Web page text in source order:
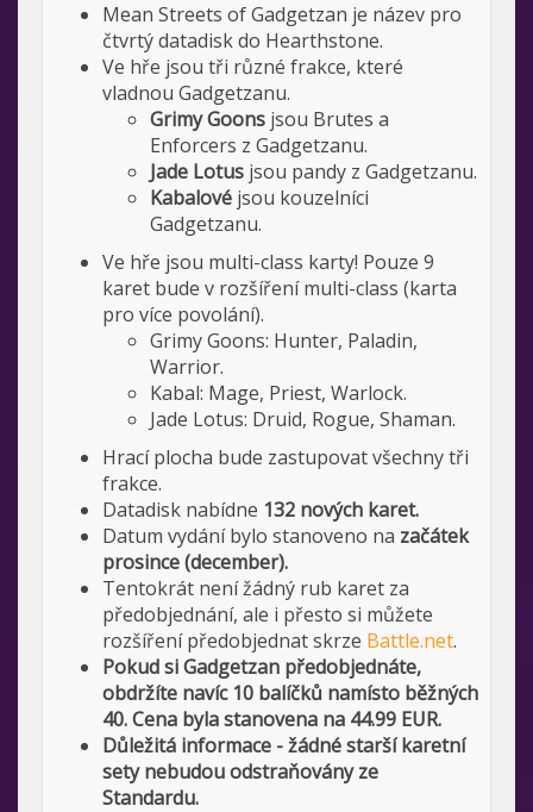
Mean Streets of Gadgetzan je název pro
čtvrtý datadisk do Hearthstone.
Ve hře jsou tři různé frakce, které
vladnou Gadgetzanu.
Grimy Goons jsou Brutes a
Enforcers z Gadgetzanu.
Jade Lotus jsou pandy z Gadgetzanu.
Kabalové jsou kouzelníci
Gadgetzanu.
Ve hře jsou multi-class karty! Pouze 9
karet bude v rozšíření multi-class (karta
pro více povolání).
Grimy Goons: Hunter, Paladin,
Warrior.
Kabal: Mage, Priest, Warlock.
Jade Lotus: Druid, Rogue, Shaman.
Hrací plocha bude zastupovat všechny tři
frakce.
Datadisk nabídne 132 nových karet.
Datum vydání bylo stanoveno na začátek
prosince (december).
Tentokrát není žádný rub karet za
předobjednání, ale i přesto si můžete
rozšíření předobjednat skrze Battle.net.
Pokud si Gadgetzan předobjednáte,
obdržíte navíc 10 balíčků namísto běžných
40. Cena byla stanovena na 44.99 EUR.
Důležitá informace - žádné starší karetní
sety nebudou odstraňovány ze
Standardu.